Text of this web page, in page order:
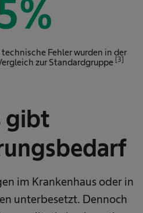
%
Fehler wurden in der
zur Standardgruppe [3]
gibt
im Krankenhaus oder in
unterbesetzt. Dennoch